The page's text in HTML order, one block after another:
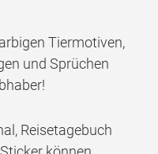
Tiermotiven,
und Sprüchen
Reisetagebuch